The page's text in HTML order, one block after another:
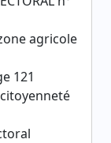
agricole
121